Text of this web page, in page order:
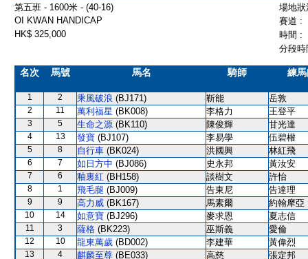
第五班 - 1600米 - (40-16)
場地
OI KWAN HANDICAP
賽道 :
HK$ 325,000
時間 :
分段
名次 馬號 馬名 騎師 練
1 2 乘風破浪 (BJ171) 靳能 岳敦
2 11 萬利福星 (BK008) 李格力 王登平
3 5 生命之源 (BK110) 陳俊輝 甘光達
4 13 發寶 (BJ107) 李易學 伍碧權
5 8 自行車 (BK024) 洪國興 林紅飛
6 7 如日方中 (BJ086) 史永邦 黃汝安
7 6 釉裏紅 (BH158) 談樹文 許怡
8 1 飛毛腿 (BJ009) 告東尼 告達理
9 9 高力威 (BK167) 馬素爾 約翰摩亞
10 14 如意寶 (BJ296) 麥求恩 夏志信
11 3 薩格 (BK223) 巫斯義 愛倫
12 10 龍東萬歲 (BD002) 李建華 黃偉烈
13 4 麒麟至尊 (BE033) 高慈 張定邦